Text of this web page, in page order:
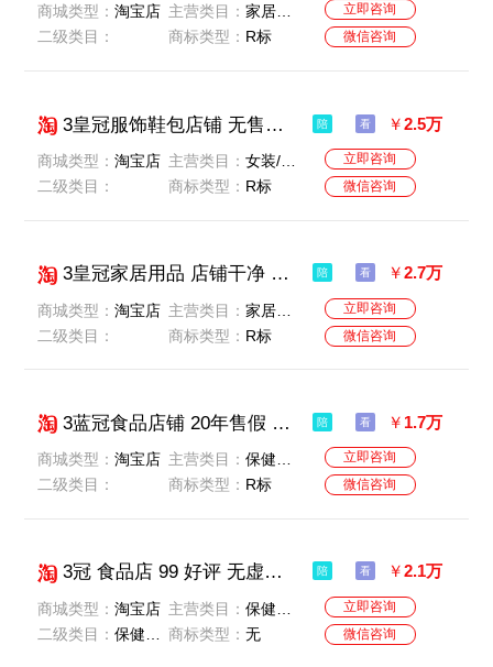
商城类型：淘宝店
二级类目：
主营类目：家居饰品
商标类型： R标
立即咨询
微信咨询
3皇冠服饰鞋包店铺 无售假 违规干净 8年老店 陪 看 ￥2.5万
商城类型：淘宝店
二级类目：
主营类目：女装/女士精品
商标类型： R标
立即咨询
微信咨询
3皇冠家居用品 店铺干净 无违规 无售假 淘信用700+ 陪 看 ￥2.7万
商城类型：淘宝店
二级类目：
主营类目：家居饰品
商标类型： R标
立即咨询
微信咨询
3蓝冠食品店铺 20年售假 价格便宜 好评99+ 陪 看 ￥ 1.7万
商城类型：淘宝店
二级类目：
主营类目：保健食品/膳食营养补充食品
商标类型： R标
立即咨询
微信咨询
3冠 食品店 99 好评 无虚假 无售假 店铺状态优质 陪 看 ￥2.1万
商城类型：淘宝店
二级类目：保健食品-海外膳食营养补充食品-普通膳食营养食品-
主营类目：保健食品/膳食营养补充食品
商标类型：无
立即咨询
微信咨询